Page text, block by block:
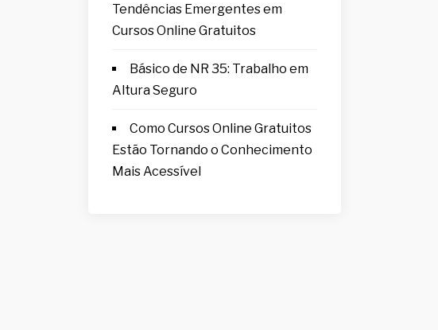
Tendências Emergentes em
Cursos Online Gratuitos
Básico de NR 35: Trabalho em
Altura Seguro
Como Cursos Online Gratuitos
Estão Tornando o Conhecimento
Mais Acessível